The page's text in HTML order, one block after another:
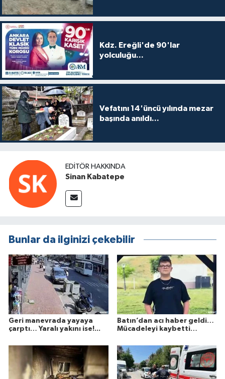
Kdz. Ereğli'de 90'lar
yolculuğu...
Vefatını 14'üncü yılında mezar
başında anıldı...
EDITÖR HAKKINDA
Sinan Kabatepe
Bunlar da ilginizi çekebilir
Geri manevrada yayaya
çarptı… Yaralı yakını ise!...
Batın’dan acı haber geldi…
Mücadeleyi kaybetti…